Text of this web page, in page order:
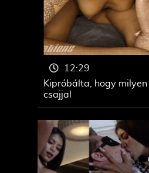
Kipróbálta, hogy
csajjal
12:29